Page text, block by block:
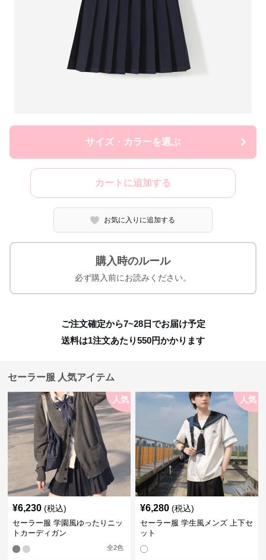
サイズ・カラーを選ぶ
カートに追加する
お気に入りに追加する
購入時のルール
必ず購入前にお読みください。
ご注文確定から7~28日でお届け予定
送料は1注文あたり550円かかります
セーラー服 人気アイテム
人気
¥6,230 (税込)
セーラー服 学園風ゆったりニッ
トカーディガン
全2色
人気
¥6,280 (税込)
セーラー服 学生風メンズ 上下セ
ット